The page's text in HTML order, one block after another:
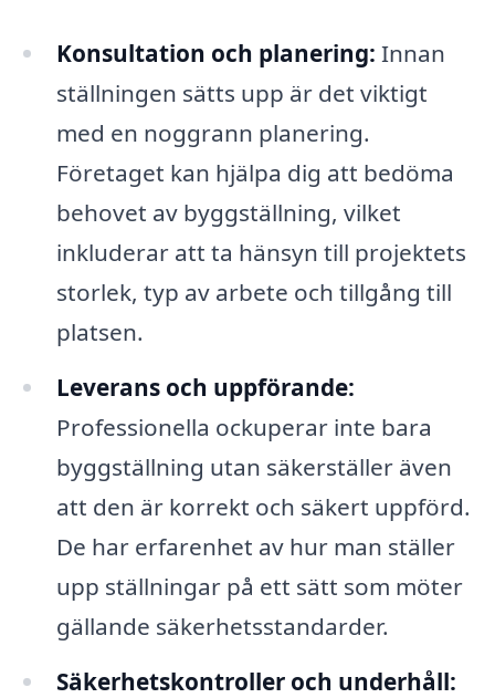
Konsultation och planering: Innan
ställningen sätts upp är det viktigt
med en noggrann planering.
Företaget kan hjälpa dig att bedöma
behovet av byggställning, vilket
inkluderar att ta hänsyn till projektets
storlek, typ av arbete och tillgång till
platsen.
Leverans och uppförande:
Professionella ockuperar inte bara
byggställning utan säkerställer även
att den är korrekt och säkert uppförd.
De har erfarenhet av hur man ställer
upp ställningar på ett sätt som möter
gällande säkerhetsstandarder.
Säkerhetskontroller och underhåll: